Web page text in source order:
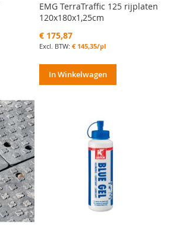
EMG TerraTraffic 125 rijplaten
120x180x1,25cm
€ 175,87
€ 145,35/pl
In Winkelwagen